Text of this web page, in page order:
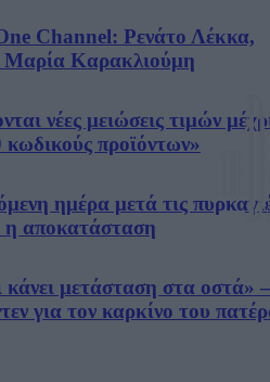
Channel: Ρενάτο Λέκκα,
Καρακλιούμη
νέες μειώσεις τιμών
προϊόντων»
ημέρα μετά τις
αποκατάσταση
κάνει μετάσταση στα οστά»
για τον καρκίνο του